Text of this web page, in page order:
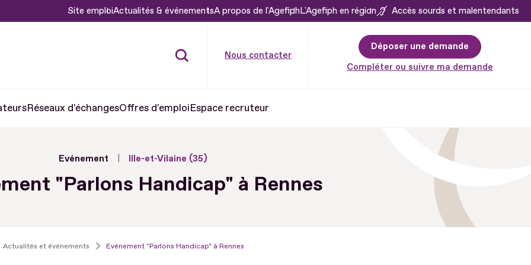
Site emploiActualités & événementsA propos de l'AgefiphL'Agefiph en région Accès sourds et malentendants
Nous contacter
Déposer une demande
Compléter ou suivre ma demande
Réseaux d'échangesOffres d'emploiEspace recruteur
Evénement Ille-et-Vilaine (35)
"Parlons Handicap" à Rennes
Actualités et événements Evènement "Parlons Handicap" à Rennes